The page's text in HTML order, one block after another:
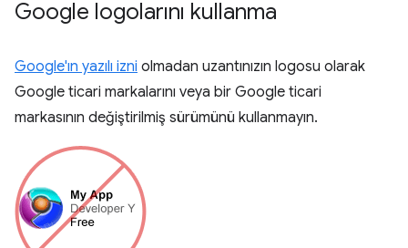
Google logolarını kullanma
Google'ın yazılı izni olmadan uzantınızın logosu olarak
Google ticari markalarını veya bir Google ticari
markasının değiştirilmiş sürümünü kullanmayın.